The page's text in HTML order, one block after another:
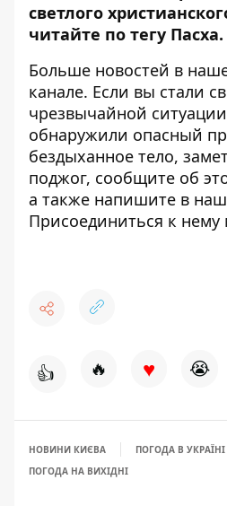
светлого
читайте по тегу Пасха.
Больше новостей в
канале. Если вы стали
чрезвычайной
обнаружили опасный
бездыханное тело,
поджог, сообщите об
а также напишите в
Присоединиться к
👍 🔥 ♥ 😭
НОВИНИ КИЄВА ПОГОДА В УКРАЇНІ
ПОГОДА НА ВИХІДНІ